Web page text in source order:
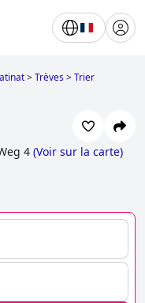
>Trèves>Trier
4 (Voir sur la carte)